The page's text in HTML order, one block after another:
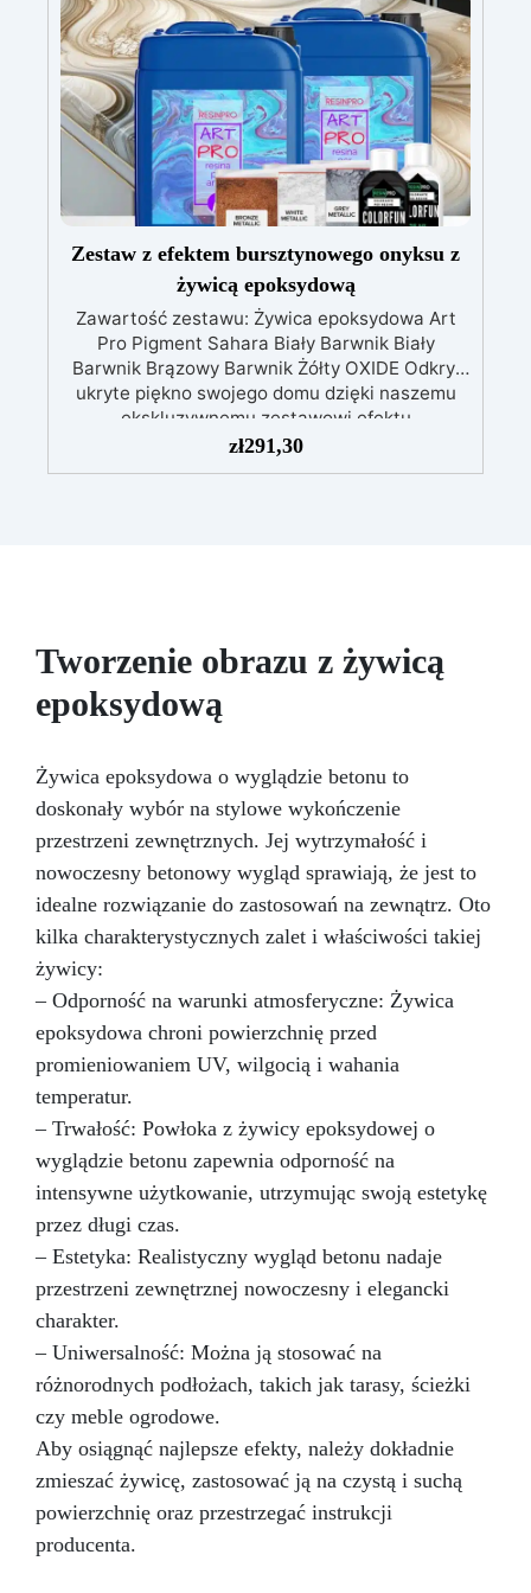
pęcherzyki powietrza i zapewniająca gładkie
wykończenie.
Bezpieczna i nietoksyczna,
wolna od BPA/VOC, certyfikowana do
długotrwałego kontaktu ze skórą.
Zestaw z efektem bursztynowego onyksu z
żywicą epoksydową
Zawartość zestawu: Żywica epoksydowa Art
Pro Pigment Sahara Biały Barwnik Biały
Barwnik Brązowy Barwnik Żółty OXIDE Odkryj
ukryte piękno swojego domu dzięki naszemu
ekskluzywnemu zestawowi efektu
bursztynowego onyksu z żywicą epoksydową,
rozwiązaniu idealnemu do przekształcania
blatów, które przyciągają wzrok i zachwycają
zmysły. Dzięki naszemu zestawowi efektu
bursztynowego onyksu staniesz się artystą
swojego domu. Zawarta w zestawie żywica
zapewniając błyszczący i trwały efekt, który
przetrwa próbę czasu. Jej zaawansowana
formuła została zaprojektowana tak, aby była
łatwa w użyciu, gwarantując profesjonalne
rezultaty nawet dla mniej doświadczonych.
Proces aplikacji to kreatywne doświadczenie,
które pozwala na personalizację przestrzeni z
nieograniczonymi możliwościami projektowymi,
począwszy od delikatnych żyłek po dynamiczne
fale, tworząc unikalną i przytulną atmosferę.
Zestaw efektu bursztynowego onyksu nie tylko
będzie piękny, ale także praktyczny.
Wykończona powierzchnia jest niesamowicie
odporna na plamy, zadrapania i ciepło, co czyni
ją idealnym wyborem do najbardziej
uczęszczanych miejsc w domu. Czyszczenie i
pielęgnacja nowego blatu będzie dziecinnie
proste, pozwalając Ci cieszyć się pięknem
Twojej przestrzeni bez obaw. Nie zadowalaj się
zwykłym, gdy możesz mieć coś niezwykłego.
Wybierz nasz zestaw efektu bursztynowego
onyksu z żywicą epoksydową i rozpocznij dziś
przekształcanie swojego domu w arcydzieło
designu. Twoja kuchnia lub łazienka będzie
przedmiotem zazdrości przez wszystkich, będą
miejscem, gdzie piękno, funkcjonalność i styl
doskonale się łączą. Doświadcz niezrównanej
transformacji i daj się inspirować codziennie
elegancji bursztynowego onyksu.
zł291,30
Tworzenie obrazu z żywicą
epoksydową
Żywica epoksydowa o wyglądzie betonu to
doskonały wybór na stylowe wykończenie
przestrzeni zewnętrznych. Jej wytrzymałość i
nowoczesny betonowy wygląd sprawiają, że jest to
idealne rozwiązanie do zastosowań na zewnątrz. Oto
kilka charakterystycznych zalet i właściwości takiej
żywicy:
– Odporność na warunki atmosferyczne: Żywica
epoksydowa chroni powierzchnię przed
promieniowaniem UV, wilgocią i wahania
temperatur.
– Trwałość: Powłoka z żywicy epoksydowej o
wyglądzie betonu zapewnia odporność na
intensywne użytkowanie, utrzymując swoją estetykę
przez długi czas.
– Estetyka: Realistyczny wygląd betonu nadaje
przestrzeni zewnętrznej nowoczesny i elegancki
charakter.
– Uniwersalność: Można ją stosować na
różnorodnych podłożach, takich jak tarasy, ścieżki
czy meble ogrodowe.
Aby osiągnąć najlepsze efekty, należy dokładnie
zmieszać żywicę, zastosować ją na czystą i suchą
powierzchnię oraz przestrzegać instrukcji
producenta.